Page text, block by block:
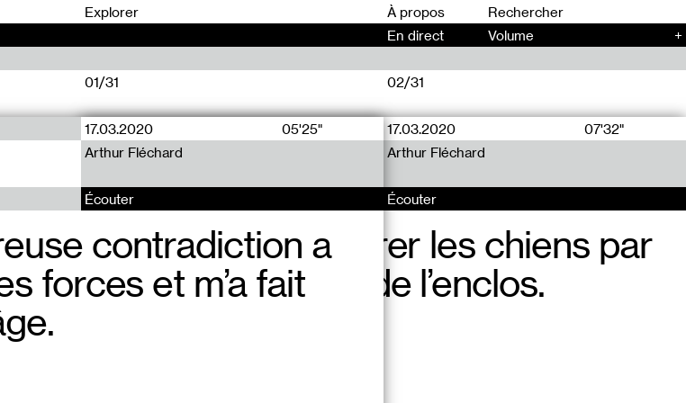
Explorer
À propos
En direct Volume +
01/31
17.03.2020
05'25"
Arthur Fléchard
Écouter
contradiction a
forces et m’a fait
02/31
Lire (78) 17.03.2020
07'32"
Les Queues de Kallinaos (13/14)
Arthur Fléchard
Écouter
Je proposais d’attirer les chiens par
la faim en dehors de l’enclos.
Lire (77) 17.03.2020
29'37"
Les Queues de Kallinaos (12/14)
Arthur Fléchard
Écouter
Il s’agissait d’un réconfortant mariage
d’amour.
00